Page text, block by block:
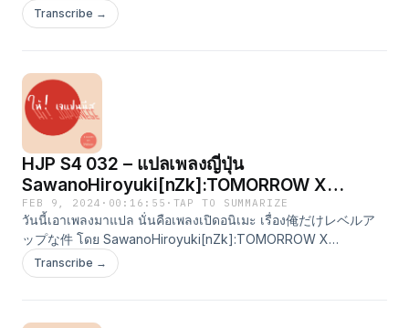
สามารถดูคำศัพท์ได้ที่ https://sanshirojournal.com/hjp-s4-033/
Transcribe →
HJP S4 032 – แปลเพลงญี่ปุ่น
SawanoHiroyuki[nZk]:TOMORROW X
TOGETHER「LEveL」
FEB 9, 2024 · 00:16:55 · TAP TO SUMMARIZE
วันนี้เอาเพลงมาแปล นั่นคือเพลงเปิดอนิเมะ เรื่อง俺だけレベルア
ップな件 โดย SawanoHiroyuki[nZk]:TOMORROW X
TOGETHER「LEveL」 สามารถดูคำศัพท์ได้ที่
https://haijapanese2020.com/hjp-s4-032/
Transcribe →